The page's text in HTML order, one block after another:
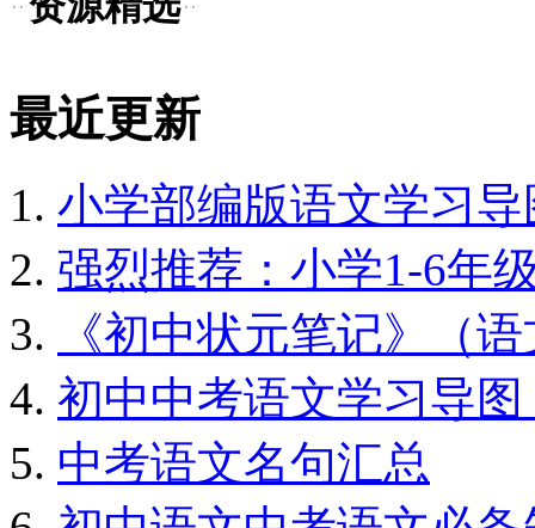
最近更新
小学部编版语文学习
强烈推荐：小学1-6年
《初中状元笔记》（
初中中考语文学习导
中考语文名句汇总